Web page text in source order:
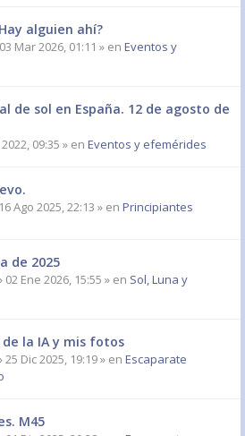
alguien ahí?
Mar 2026, 01:11 » en Eventos y
de sol en España. 12 de agosto de
09:35 » en Eventos y efemérides
Ago 2025, 22:13 » en Principiantes
de 2025
02 Ene 2026, 15:55 » en Sol, Luna y
la IA y mis fotos
25 Dic 2025, 19:19 » en Escaparate
M45